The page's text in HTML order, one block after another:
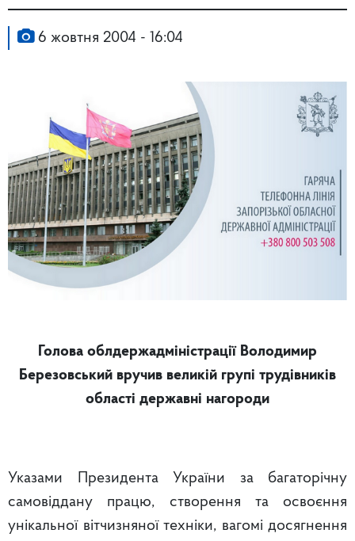
6 жовтня 2004 - 16:04
Голова облдержадміністрації Володимир
Березовський вручив великій групі трудівників
області державні нагороди
Указами Президента України за багаторічну
самовіддану працю, створення та освоєння
унікальної вітчизняної техніки, вагомі досягнення